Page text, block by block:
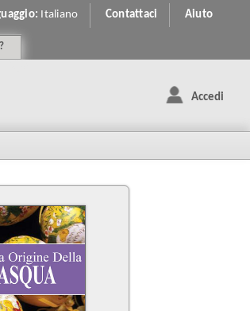
Italiano Contattaci Aiuto
?
Accedi